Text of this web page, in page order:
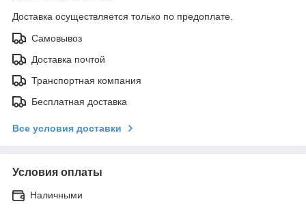
Доставка осуществляется только по предоплате.
Самовывоз
Доставка почтой
Транспортная компания
Бесплатная доставка
Все условия доставки
Условия оплаты
Наличными